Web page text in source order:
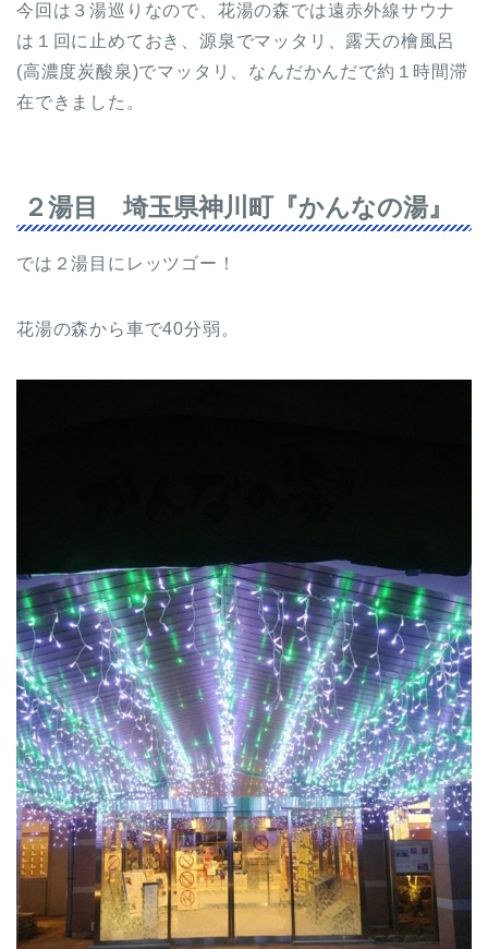
今回は３湯巡りなので、花湯の森では遠赤外線サウナ
は１回に止めておき、源泉でマッタリ、露天の檜風呂
(高濃度炭酸泉)でマッタリ、なんだかんだで約１時間滞
在できました。
２湯目 埼玉県神川町『かんなの湯』
では２湯目にレッツゴー！
花湯の森から車で40分弱。